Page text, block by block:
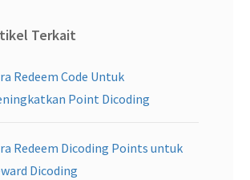
Terkait
Redeem Code Untuk
Point Dicoding
Redeem Dicoding Points untuk
Dicoding